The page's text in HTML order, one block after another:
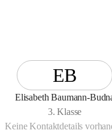
EB
Elisabeth Baumann-
3. Klasse
Keine Kontaktdetails